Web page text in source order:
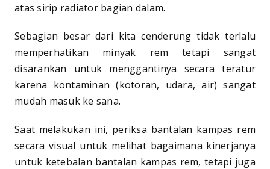
atas sirip radiator bagian dalam.
Sebagian besar dari kita cenderung tidak terlalu
memperhatikan minyak rem tetapi sangat
disarankan untuk menggantinya secara teratur
karena kontaminan (kotoran, udara, air) sangat
mudah masuk ke sana.
Saat melakukan ini, periksa bantalan kampas rem
secara visual untuk melihat bagaimana kinerjanya
untuk ketebalan bantalan kampas rem, tetapi juga